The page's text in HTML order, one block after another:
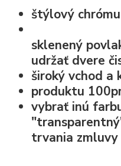
štýlový chrómu
sklenený
udržať dvere
široký vchod a
produktu
vybrať inú
trvania